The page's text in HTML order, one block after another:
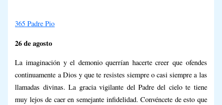
365 Padre Pio
26 de agosto
La imaginación y el demonio querrían hacerte creer que ofendes
continuamente a Dios y que te resistes siempre o casi siempre a las
llamadas divinas. La gracia vigilante del Padre del cielo te tiene
muy lejos de caer en semejante infidelidad. Convéncete de esto que